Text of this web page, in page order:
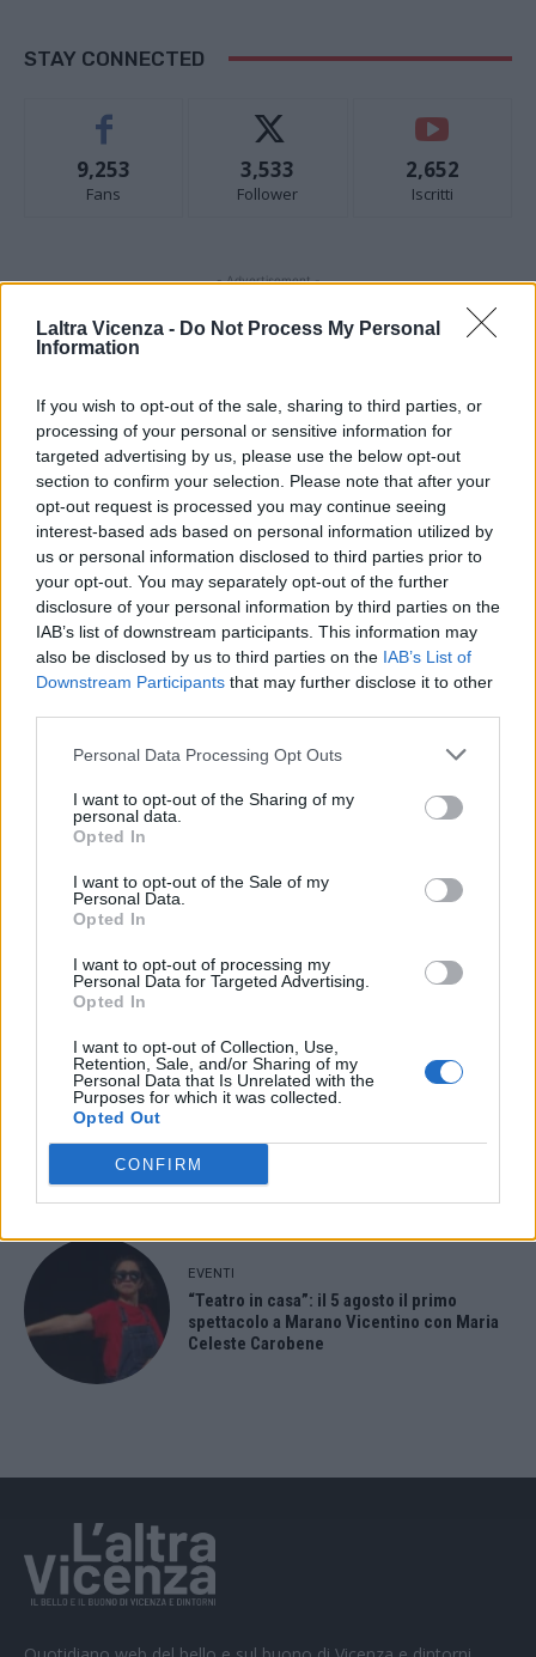
Laltra Vicenza - Do Not Process My Personal
Information
If you wish to opt-out of the sale, sharing to third parties, or
processing of your personal or sensitive information for
targeted advertising by us, please use the below opt-out
section to confirm your selection. Please note that after your
opt-out request is processed you may continue seeing
interest-based ads based on personal information utilized by
us or personal information disclosed to third parties prior to
your opt-out. You may separately opt-out of the further
disclosure of your personal information by third parties on the
IAB’s list of downstream participants. This information may
also be disclosed by us to third parties on the IAB’s List of
Downstream Participants that may further disclose it to other
Personal Data Processing Opt Outs
I want to opt-out of the Sharing of my
personal data.
Opted In
I want to opt-out of the Sale of my
Personal Data.
Opted In
I want to opt-out of processing my
Personal Data for Targeted Advertising.
Opted In
I want to opt-out of Collection, Use,
Retention, Sale, and/or Sharing of my
Personal Data that Is Unrelated with the
Purposes for which it was collected.
Opted Out
CONFIRM
STAY CONNECTED
9,253
Fans
3,533
Follower
2,652
Iscritti
- Advertisement -
ULTIMI ARTICOLI
Montecchio Maggiore, al Castello di
Romeo arrivano “Le nozze di Figaro” di
Mozart per Vicenza in Lirica
EVENTI
Sanpaolo di Vicenza aperte gratis
veneta nel mondo all’International
Scledum film festival
Italy, sulla strada del sogno”
EVENTI
“Teatro in casa”: il 5 agosto il primo
spettacolo a Marano Vicentino con Maria
Celeste Carobene